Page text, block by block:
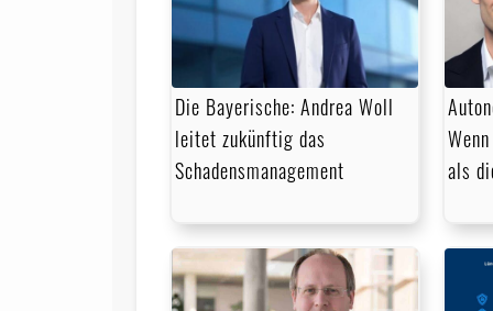
Die Bayerische: Andrea Woll
leitet zukünftig das
Schadensmanagement
als